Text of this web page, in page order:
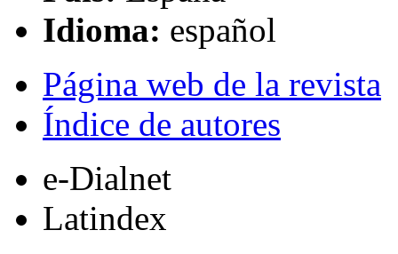
Idioma: español
Página web de la revista
Índice de autores
e-Dialnet
Latindex